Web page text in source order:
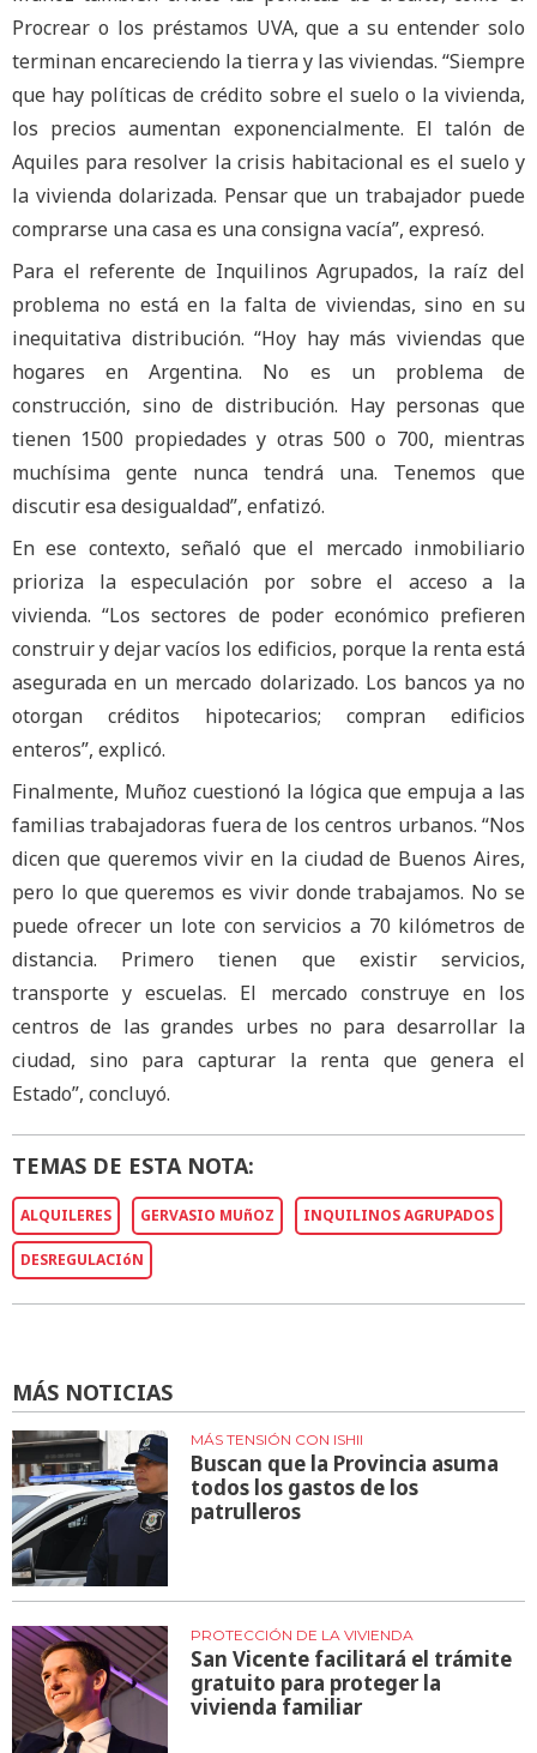
Procrear o los préstamos UVA, que a su entender solo
terminan encareciendo la tierra y las viviendas. “Siempre
que hay políticas de crédito sobre el suelo o la vivienda,
los precios aumentan exponencialmente. El talón de
Aquiles para resolver la crisis habitacional es el suelo y
la vivienda dolarizada. Pensar que un trabajador puede
comprarse una casa es una consigna vacía”, expresó.
Para el referente de Inquilinos Agrupados, la raíz del
problema no está en la falta de viviendas, sino en su
inequitativa distribución. “Hoy hay más viviendas que
hogares en Argentina. No es un problema de
construcción, sino de distribución. Hay personas que
tienen 1500 propiedades y otras 500 o 700, mientras
muchísima gente nunca tendrá una. Tenemos que
discutir esa desigualdad”, enfatizó.
En ese contexto, señaló que el mercado inmobiliario
prioriza la especulación por sobre el acceso a la
vivienda. “Los sectores de poder económico prefieren
construir y dejar vacíos los edificios, porque la renta está
asegurada en un mercado dolarizado. Los bancos ya no
otorgan créditos hipotecarios; compran edificios
enteros”, explicó.
Finalmente, Muñoz cuestionó la lógica que empuja a las
familias trabajadoras fuera de los centros urbanos. “Nos
dicen que queremos vivir en la ciudad de Buenos Aires,
pero lo que queremos es vivir donde trabajamos. No se
puede ofrecer un lote con servicios a 70 kilómetros de
distancia. Primero tienen que existir servicios,
transporte y escuelas. El mercado construye en los
centros de las grandes urbes no para desarrollar la
ciudad, sino para capturar la renta que genera el
Estado”, concluyó.
TEMAS DE ESTA NOTA:
ALQUILERES GERVASIO MUñOZ INQUILINOS AGRUPADOS
DESREGULACIóN
MÁS NOTICIAS
MÁS TENSIÓN CON ISHII
Buscan que la Provincia asuma
todos los gastos de los
patrulleros
PROTECCIÓN DE LA VIVIENDA
San Vicente facilitará el trámite
gratuito para proteger la
vivienda familiar